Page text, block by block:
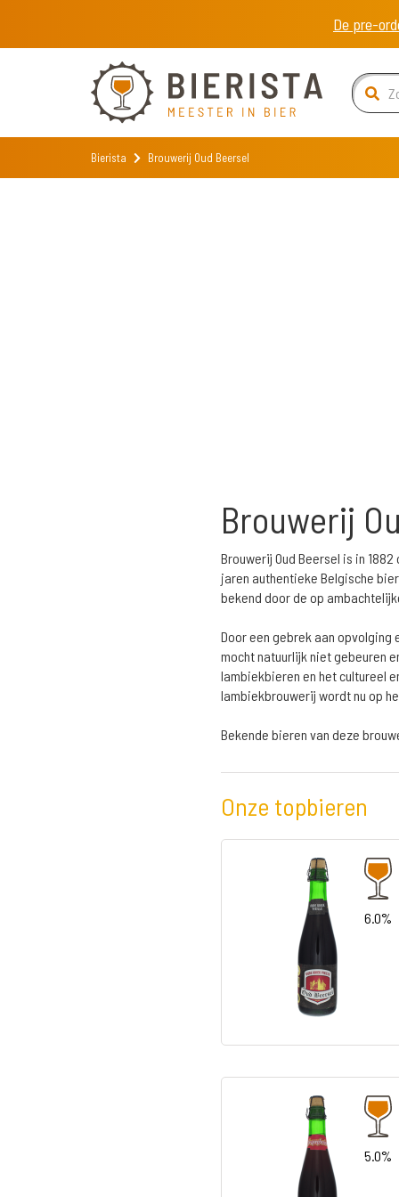
De pre-
Bierista Brouwerij Oud Beersel
Brouwerij
Brouwerij Oud Beersel is in
jaren authentieke Belgische
bekend door de op
Door een gebrek aan
mocht natuurlijk niet gebeuren
lambiekbieren en het cultureel
lambiekbrouwerij wordt nu op
Bekende bieren van deze
Onze topbieren
6.0%
5.0%